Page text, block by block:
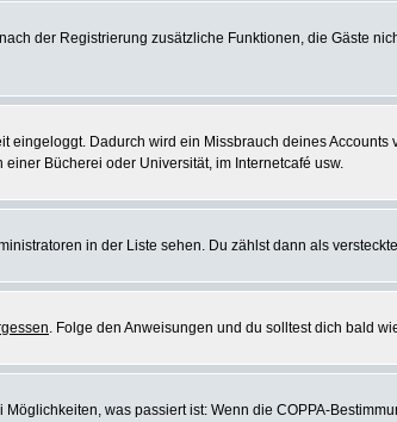
der Registrierung zusätzliche Funktionen, die Gäste
eingeloggt. Dadurch wird ein Missbrauch deines
Bücherei oder Universität, im Internetcafé usw.
in der Liste sehen. Du zählst dann als
. Folge den Anweisungen und du solltest dich bald
was passiert ist: Wenn die COPPA-